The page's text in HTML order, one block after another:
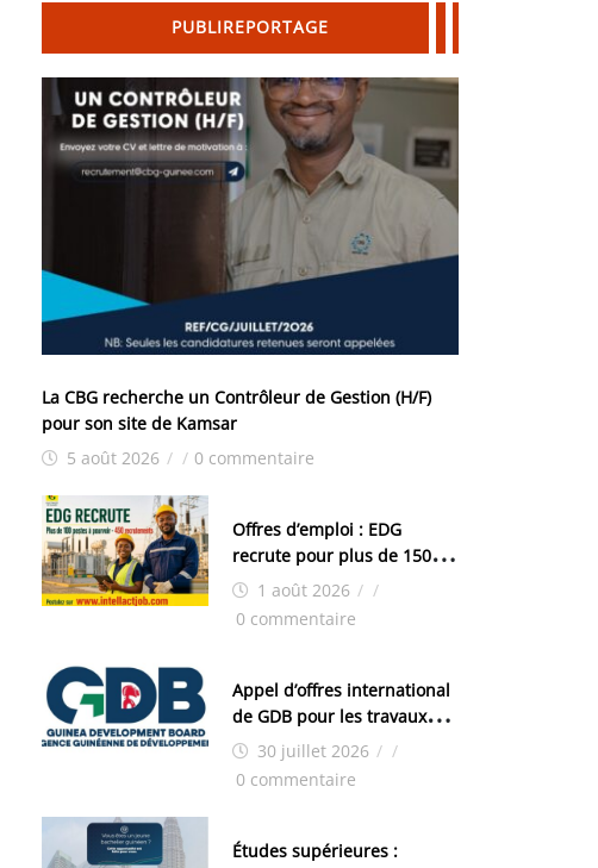
PUBLIREPORTAGE
La CBG recherche un Contrôleur de Gestion (H/F)
pour son site de Kamsar
5 août 2026 / / 0 commentaire
Offres d’emploi : EDG
recrute pour plus de 150
postes1 août 2026 / /
0 commentaire
Appel d’offres international
de GDB pour les travaux
d’aménagement de la zone
industrielle de FANDJE
30 juillet 2026 / /
0 commentaire
Études supérieures :